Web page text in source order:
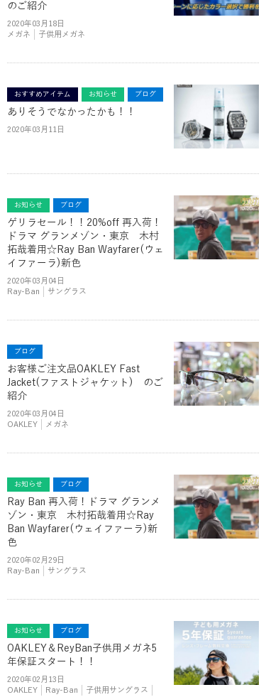
のご紹介
2020年03月18日
メガネ
子供用メガネ
おすすめアイテム お知らせ ブログ
ありそうでなかったかも！！
2020年03月11日
お知らせ ブログ
ゲリラセール！！20%off 再入荷！
ドラマ グランメゾン・東京 木村
拓哉着用☆Ray Ban Wayfarer(ウェ
イファーラ)新色
2020年03月04日
Ray-Ban
サングラス
ブログ
お客様ご注文品OAKLEY Fast
Jacket(ファストジャケット) のご
紹介
2020年03月04日
OAKLEY
メガネ
お知らせ ブログ
Ray Ban 再入荷！ドラマ グランメ
ゾン・東京 木村拓哉着用☆Ray
Ban Wayfarer(ウェイファーラ)新
色
2020年02月29日
Ray-Ban
サングラス
お知らせ ブログ
OAKLEY＆ReyBan子供用メガネ5
年保証スタート！！
2020年02月13日
OAKLEY
Ray-Ban
子供用サングラス